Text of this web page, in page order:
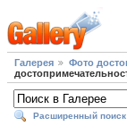
Галерея Фото
Расширенный поиск